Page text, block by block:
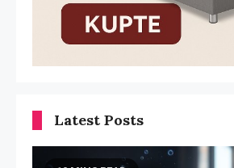
Latest Posts